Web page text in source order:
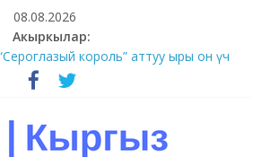
08.08.2026
Акыркылар:
король” аттуу ыры он үч